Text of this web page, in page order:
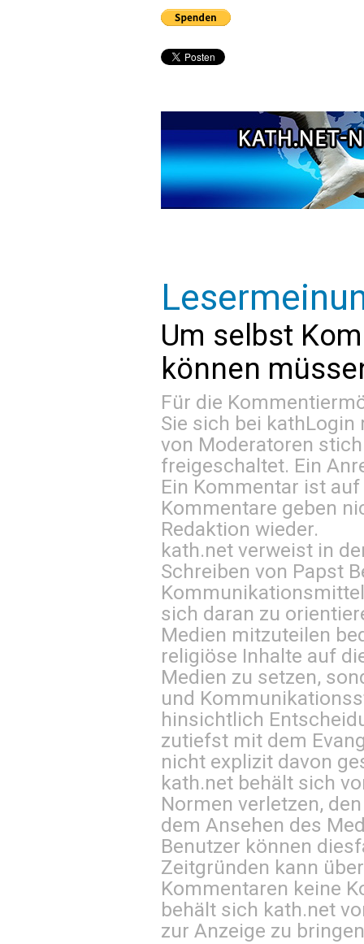
Um selbst
können
Für die
Sie sich bei kathLogin
von Moderatoren
freigeschaltet. Ein
Ein Kommentar ist
Kommentare geben
Redaktion wieder.
kath.net verweist in
Schreiben von Papst
sich daran zu
Medien mitzuteilen
religiöse Inhalte auf
Medien zu setzen,
und
hinsichtlich
zutiefst mit dem
nicht explizit davon
kath.net behält sich
Normen verletzen,
dem Ansehen des
Benutzer können
Zeitgründen kann
Kommentaren keine
behält sich kath.net
zur Anzeige zu